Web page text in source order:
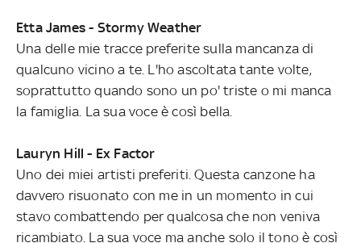
Etta James - Stormy Weather
Una delle mie tracce preferite sulla mancanza di
qualcuno vicino a te. L'ho ascoltata tante volte,
soprattutto quando sono un po' triste o mi manca
la famiglia. La sua voce è così bella.
Lauryn Hill - Ex Factor
Uno dei miei artisti preferiti. Questa canzone ha
davvero risuonato con me in un momento in cui
stavo combattendo per qualcosa che non veniva
ricambiato. La sua voce ma anche solo il tono è così